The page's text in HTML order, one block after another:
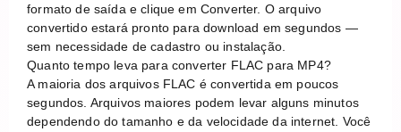
formato de saída e clique em Converter. O arquivo
convertido estará pronto para download em segundos —
sem necessidade de cadastro ou instalação.
Quanto tempo leva para converter FLAC para MP4?
A maioria dos arquivos FLAC é convertida em poucos
segundos. Arquivos maiores podem levar alguns minutos
dependendo do tamanho e da velocidade da internet. Você